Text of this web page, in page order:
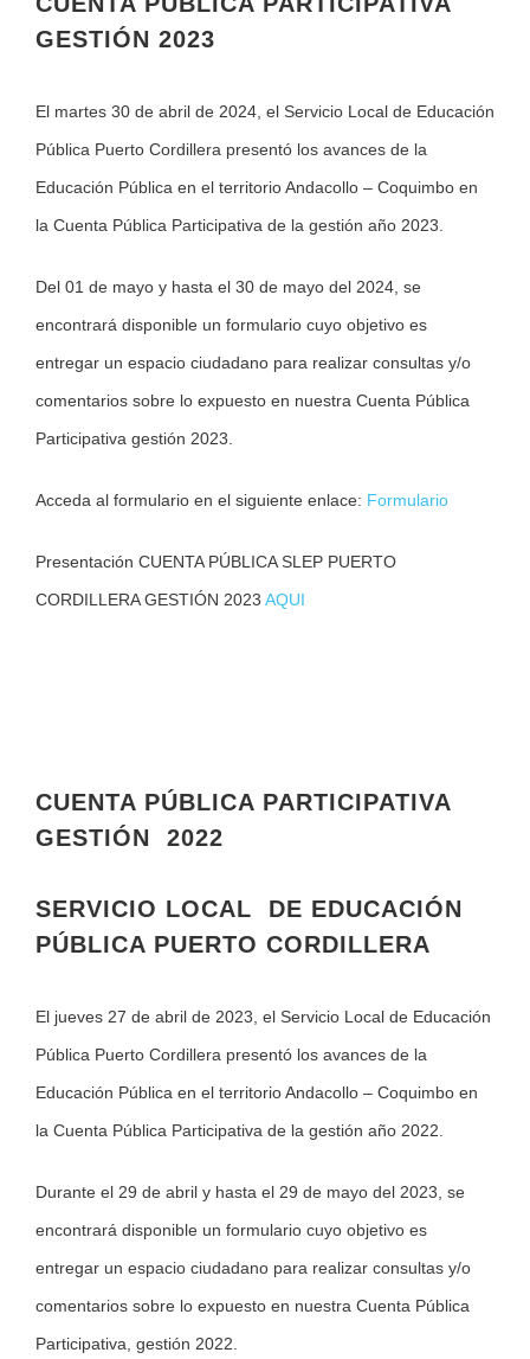
GESTIÓN 2023
El martes 30 de abril de 2024, el Servicio Local de Educación
Pública Puerto Cordillera presentó los avances de la
Educación Pública en el territorio Andacollo – Coquimbo en
la Cuenta Pública Participativa de la gestión año 2023.
Del 01 de mayo y hasta el 30 de mayo del 2024, se
encontrará disponible un formulario cuyo objetivo es
entregar un espacio ciudadano para realizar consultas y/o
comentarios sobre lo expuesto en nuestra Cuenta Pública
Participativa gestión 2023.
Acceda al formulario en el siguiente enlace: Formulario
Presentación CUENTA PÚBLICA SLEP PUERTO
CORDILLERA GESTIÓN 2023 AQUI
CUENTA PÚBLICA PARTICIPATIVA
GESTIÓN 2022
SERVICIO LOCAL DE EDUCACIÓN
PÚBLICA PUERTO CORDILLERA
El jueves 27 de abril de 2023, el Servicio Local de Educación
Pública Puerto Cordillera presentó los avances de la
Educación Pública en el territorio Andacollo – Coquimbo en
la Cuenta Pública Participativa de la gestión año 2022.
Durante el 29 de abril y hasta el 29 de mayo del 2023, se
encontrará disponible un formulario cuyo objetivo es
entregar un espacio ciudadano para realizar consultas y/o
comentarios sobre lo expuesto en nuestra Cuenta Pública
Participativa, gestión 2022.